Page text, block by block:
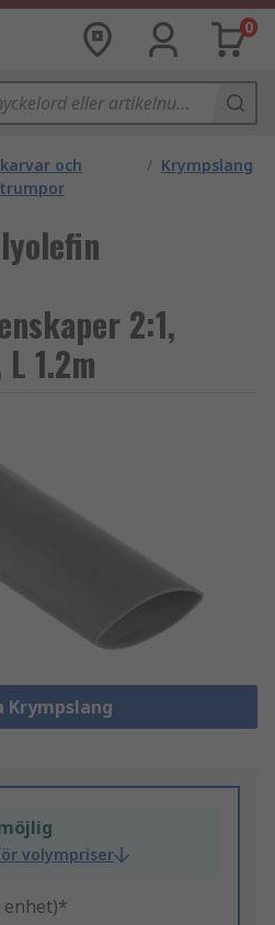
0
och
/ Krympslang
2:1,
1.2m
Krympslang
volympriser
enhet)*